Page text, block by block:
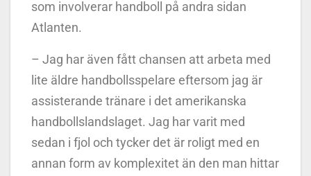
som involverar handboll på andra sidan
Atlanten.
– Jag har även fått chansen att arbeta med
lite äldre handbollsspelare eftersom jag är
assisterande tränare i det amerikanska
handbollslandslaget. Jag har varit med
sedan i fjol och tycker det är roligt med en
annan form av komplexitet än den man hittar